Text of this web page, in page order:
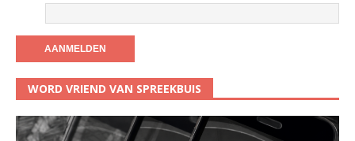
WORD VRIEND VAN SPREEKBUIS